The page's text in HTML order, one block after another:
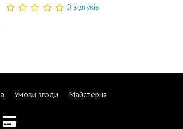
0 відгуків
Умови згоди Майстерня